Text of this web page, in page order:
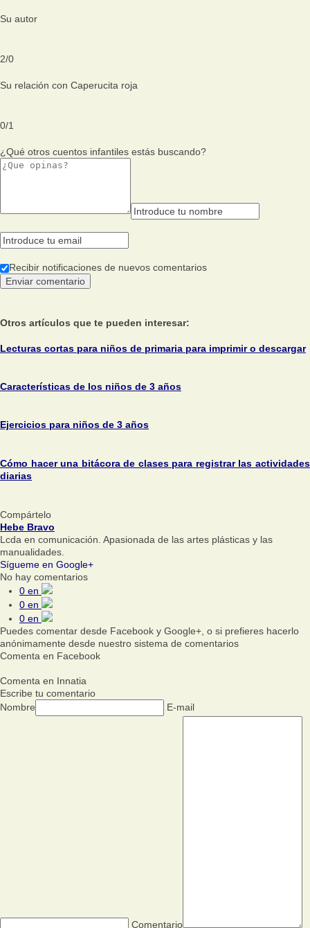
Su autor
2/0
Su relación con Caperucita roja
0/1
¿Qué otros cuentos infantiles estás buscando?
Recibir notificaciones de nuevos comentarios
Otros artículos que te pueden interesar:
Lecturas cortas para niños de primaria para imprimir o descargar
Características de los niños de 3 años
Ejercicios para niños de 3 años
Cómo hacer una bitácora de clases para registrar las actividades
diarias
Compártelo
Hebe Bravo
Lcda en comunicación. Apasionada de las artes plásticas y las
manualidades.
Sígueme en Google+
No hay comentarios
0 en
0 en
0 en
Puedes comentar desde Facebook y Google+, o si prefieres hacerlo
anónimamente desde nuestro sistema de comentarios
Comenta en Facebook
Comenta en Innatia
Escribe tu comentario
Nombre
E-mail
Comentario